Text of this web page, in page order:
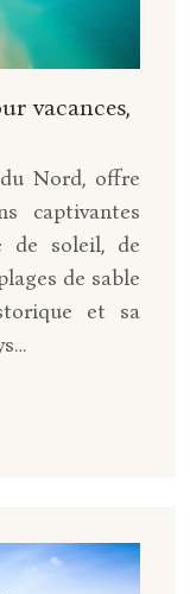
vacances,
Nord, offre
captivantes
de soleil, de
de sable
et sa